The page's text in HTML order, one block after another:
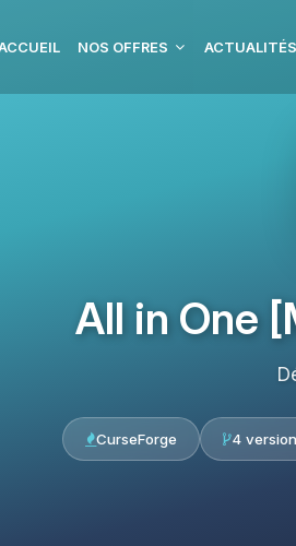
NOS OFFRES ACTUALITÉS
All in One
CurseForge 4